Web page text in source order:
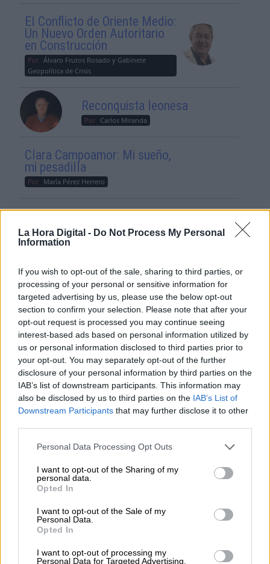
La Hora Digital - Do Not Process My Personal
Information
If you wish to opt-out of the sale, sharing to third parties, or
processing of your personal or sensitive information for
targeted advertising by us, please use the below opt-out
section to confirm your selection. Please note that after your
opt-out request is processed you may continue seeing
interest-based ads based on personal information utilized by
us or personal information disclosed to third parties prior to
your opt-out. You may separately opt-out of the further
disclosure of your personal information by third parties on the
IAB’s list of downstream participants. This information may
also be disclosed by us to third parties on the IAB’s List of
Downstream Participants that may further disclose it to other
Personal Data Processing Opt Outs
I want to opt-out of the Sharing of my
personal data.
Opted In
I want to opt-out of the Sale of my
Personal Data.
Opted In
I want to opt-out of processing my
Personal Data for Targeted Advertising.
El Conflicto de Oriente Medio:
Un Nuevo Orden Autoritario
en Construcción
Por Álvaro Frutos Rosado y Gabinete
Geopolítica de Crisis
Reconquista leonesa
Por Carlos Miranda
Clara Campoamor: Mi sueño,
mi pesadilla
Por María Pérez Herrero
NOTICIAS MAS VISTAS
LABERINTO ESPAÑOL | LABERINTO ESPAÑOL |
LABERINTO ESPAÑOL
Sánchez exige al PP que rompa
todos sus pactos con Vox antes de
pedir al PSOE una abstención en
El Partido Popular está ya en la construcción de
inexorable a compartir gobierno de coalición en
Castilla y León con la ultraderecha de Vox. A pesar
de que hay dirigentes como Isabel Díaz Ayuso que
complejos, en el seno del partido temen que
compartir poder con los de Abascal les perjudique
electoralmente. Por eso piden incluso al PSOE que
se abstenga para que puedan gobernar sin tener
que contar con Vox. El secretario general del